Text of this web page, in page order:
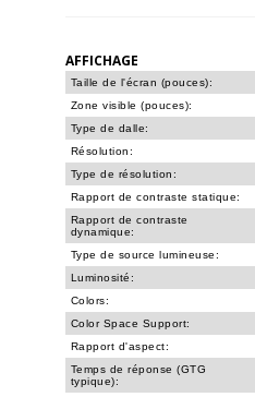
AFFICHAGE
Taille de l'écran (pouces):
Zone visible (pouces):
Type de dalle:
Résolution:
Type de résolution:
Rapport de contraste statique:
Rapport de contraste
dynamique:
Type de source lumineuse:
Luminosité:
Colors:
Color Space Support:
Rapport d'aspect:
Temps de réponse (GTG
typique):